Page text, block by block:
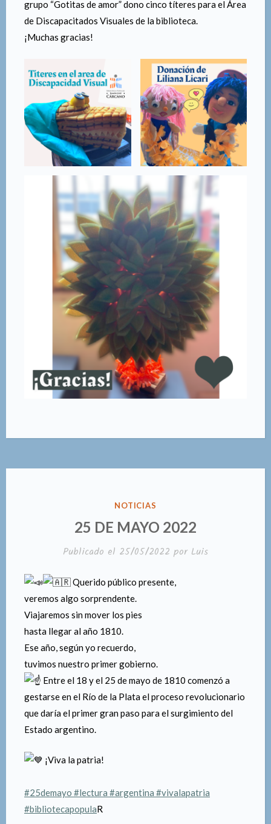
grupo “Gotitas de amor” dono cinco títeres para el Área
de Discapacitados Visuales de la biblioteca.
¡Muchas gracias!
PUBLICADO
NOTICIAS
25 DE MAYO 2022
Publicado el 25/05/2022 por Luis
Querido público presente,
veremos algo sorprendente.
Viajaremos sin mover los pies
hasta llegar al año 1810.
Ese año, según yo recuerdo,
tuvimos nuestro primer gobierno.
Entre el 18 y el 25 de mayo de 1810 comenzó a
gestarse en el Río de la Plata el proceso revolucionario
que daría el primer gran paso para el surgimiento del
Estado argentino.
¡Viva la patria!
#25demayo #lectura #argentina #vivalapatria
#bibliotecapopulaR